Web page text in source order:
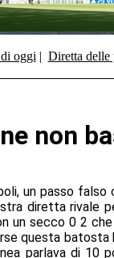
oggi | Diretta delle
non
un passo
diretta rivale
un secco 0 2
questa
parlava di 10